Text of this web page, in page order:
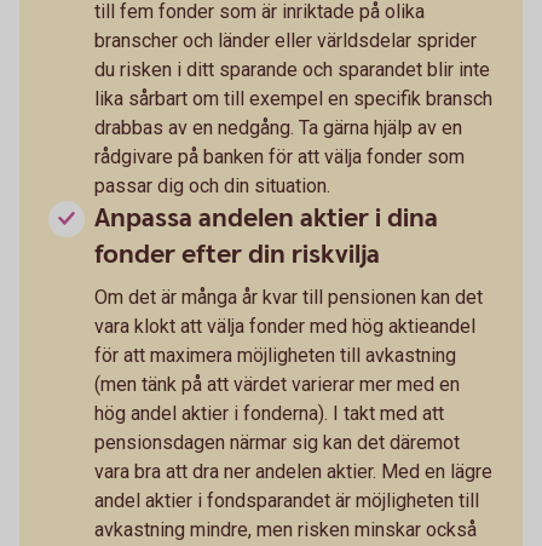
till fem fonder som är inriktade på olika
branscher och länder eller världsdelar sprider
du risken i ditt sparande och sparandet blir inte
lika sårbart om till exempel en specifik bransch
drabbas av en nedgång. Ta gärna hjälp av en
rådgivare på banken för att välja fonder som
passar dig och din situation.
Anpassa andelen aktier i dina
fonder efter din riskvilja
Om det är många år kvar till pensionen kan det
vara klokt att välja fonder med hög aktieandel
för att maximera möjligheten till avkastning
(men tänk på att värdet varierar mer med en
hög andel aktier i fonderna). I takt med att
pensionsdagen närmar sig kan det däremot
vara bra att dra ner andelen aktier. Med en lägre
andel aktier i fondsparandet är möjligheten till
avkastning mindre, men risken minskar också